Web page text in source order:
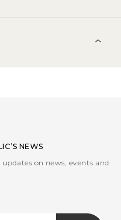
NEWS
on news, events and